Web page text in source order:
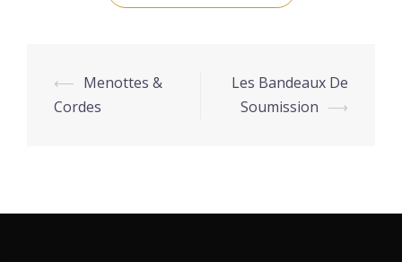
⟵ Menottes &
Cordes
Les Bandeaux De
Soumission ⟶